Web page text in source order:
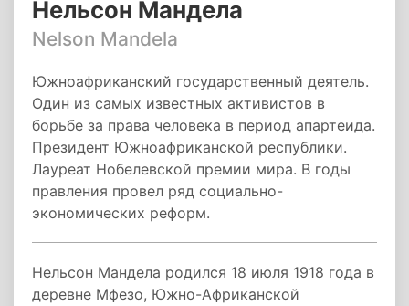
Нельсон Мандела
Nelson Mandela
Южноафриканский государственный деятель.
Один из самых известных активистов в
борьбе за права человека в период апартеида.
Президент Южноафриканской республики.
Лауреат Нобелевской премии мира. В годы
правления провел ряд социально-
экономических реформ.
Нельсон Мандела родился 18 июля 1918 года в
деревне Мфезо, Южно-Африканской